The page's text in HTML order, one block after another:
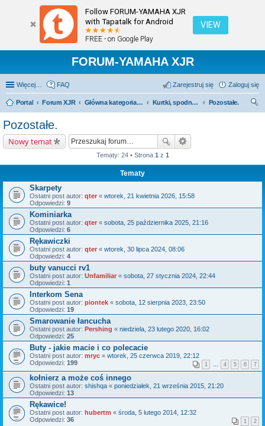
Follow FORUM-YAMAHA XJR
with Tapatalk for Android
FREE - on Google Play
VIEW
FORUM-YAMAHA XJR
Więcej… FAQ Zaloguj się
Zarejestruj się
Portal Forum XJR Główna kategoria forum Kurtki, spodnie, kaski, buty, rękawice itp.
Pozostałe.
Pozostałe.
Nowy temat
Tematy: 24 • Strona 1 z 1
Tematy
Skarpety
Ostatni post autor: qter « wtorek, 21 kwietnia 2026, 15:58
Odpowiedzi: 9
Kominiarka
Ostatni post autor: qter « sobota, 25 października 2025, 21:16
Odpowiedzi: 6
Rękawiczki
Ostatni post autor: qter « wtorek, 30 lipca 2024, 08:06
Odpowiedzi: 4
buty vanucci rv1
Ostatni post autor: Unfamiliar « sobota, 27 stycznia 2024, 22:44
Odpowiedzi: 1
Interkom Sena
Ostatni post autor: piontek « sobota, 12 sierpnia 2023, 23:50
Odpowiedzi: 19
Smarowanie łancucha
Ostatni post autor: Pershing « niedziela, 23 lutego 2020, 16:02
Odpowiedzi: 25
Buty - jakie macie i co polecacie
Ostatni post autor: mryc « wtorek, 25 czerwca 2019, 22:12
Odpowiedzi: 199 1 … 4 5 6 7
kołnierz a może coś innego
Ostatni post autor: shishqa « poniedziałek, 21 września 2015, 21:20
Odpowiedzi: 13
Rękawice!
Ostatni post autor: hubertm « środa, 5 lutego 2014, 12:32
Odpowiedzi: 36 1 2